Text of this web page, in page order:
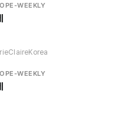
WEEKLY
WEEKLY